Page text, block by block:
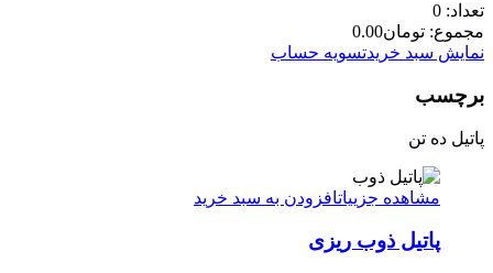
تعداد: 0
مجموع: تومان0.00
نمایش سبد خریدتسویه حساب
برچسب
پاتیل ده تن
مشاهده جزییاتافزودن به سبد خرید
پاتیل ذوب ریزی